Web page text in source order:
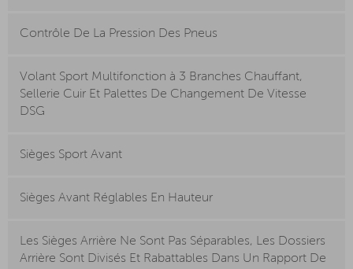
Contrôle De La Pression Des Pneus
Volant Sport Multifonction à 3 Branches Chauffant,
Sellerie Cuir Et Palettes De Changement De Vitesse
DSG
Sièges Sport Avant
Sièges Avant Réglables En Hauteur
Les Sièges Arrière Ne Sont Pas Séparables, Les Dossiers
Arrière Sont Divisés Et Rabattables Dans Un Rapport De